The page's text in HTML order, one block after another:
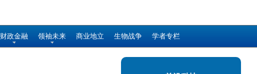
财政金融 领袖未来 商业地立 生物战争 学者专栏